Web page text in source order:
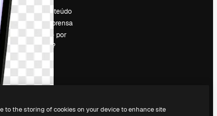
Vender conteúdo
Sala de imprensa
Procurando por
magnific.ai?
to the storing of cookies on your device to enhance site